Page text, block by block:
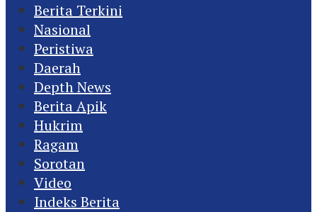
Berita Terkini
Nasional
Peristiwa
Daerah
Depth News
Berita Apik
Hukrim
Ragam
Sorotan
Video
Indeks Berita